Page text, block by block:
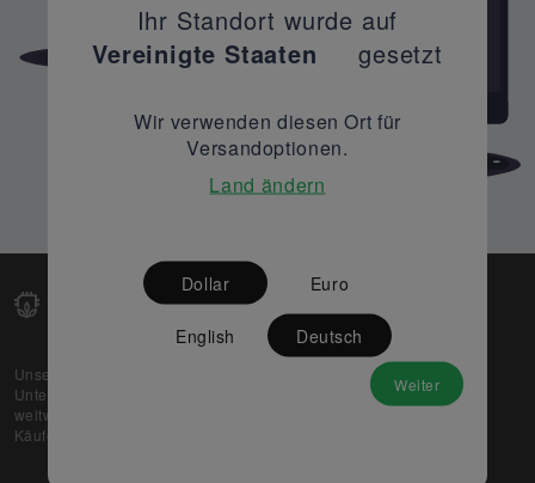
Unsere Web-Plattform unterstützt OEM- und EMS-
Unternehmen dabei, ihre überschüssigen Lagerbestände
weltweit zu verkaufen und gleichzeitig den potenziellen
Käufern beste Preise und Qualität zu bieten.
Partner
Ihr Standort wurde auf
Vereinigte Staaten
gesetzt
Wir verwenden diesen Ort für
Versandoptionen.
Land ändern
Dollar Euro
English Deutsch
Weiter